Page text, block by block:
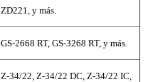
ZD221, y más.
GS-2668 RT, GS-3268 RT, y más.
Z-34/22, Z-34/22 DC, Z-34/22 IC,